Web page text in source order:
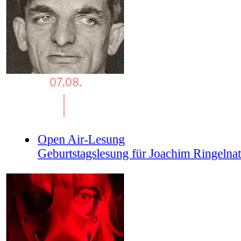
Open Air-Lesung
Geburtstagslesung für Joachim